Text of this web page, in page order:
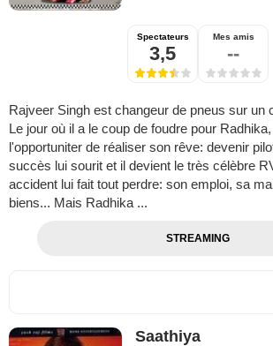
Spectateurs
3,5
Mes amis
--
Rajveer Singh est changeur de pneus sur un
Le jour où il a le coup de foudre pour
l'opportuniter de réaliser son rêve: devenir
succès lui sourit et il devient le très célèbre
accident lui fait tout perdre: son emploi, sa
biens... Mais Radhika ...
STREAMING
Saathiya